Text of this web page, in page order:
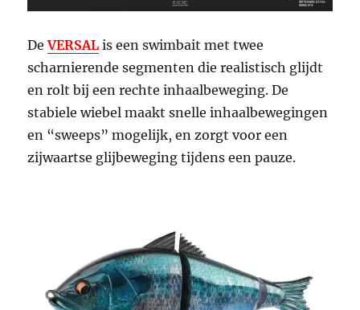
DeVERSAL is een swimbait met twee
scharnierende segmenten die realistisch glijdt
en rolt bij een rechte inhaalbeweging. De
stabiele wiebel maakt snelle inhaalbewegingen
en “sweeps” mogelijk, en zorgt voor een
zijwaartse glijbeweging tijdens een pauze.